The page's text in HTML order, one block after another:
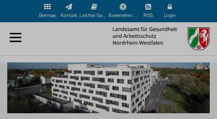
Sitemap Kontakt Barrierefreiheit RSS Login